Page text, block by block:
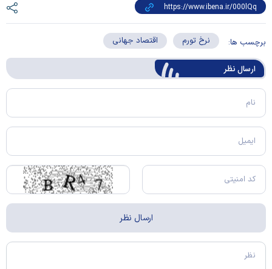
برچسب ها: نرخ تورم اقتصاد جهانی
ارسال‌ نظر